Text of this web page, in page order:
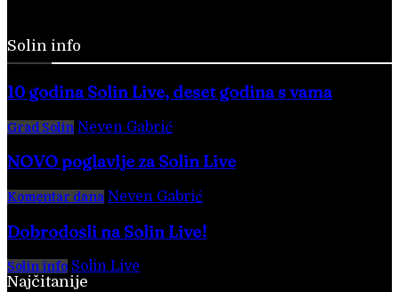
Solin info
10 godina Solin Live, deset godina s vama
Grad Solin Neven Gabrić
NOVO poglavlje za Solin Live
Komentar dana Neven Gabrić
Dobrodošli na Solin Live!
Solin info Solin Live
Najčitanije